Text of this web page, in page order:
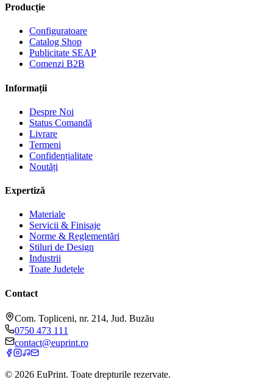
Producție
Configuratoare
Catalog Shop
Publicitate SEAP
Comenzi B2B
Informații
Despre Noi
Status Comandă
Livrare
Termeni
Confidențialitate
Noutăți
Expertiză
Materiale
Servicii & Finisaje
Norme & Reglementări
Stiluri de Design
Industrii
Toate Județele
Contact
Com. Topliceni, nr. 214, Jud. Buzău
0750 473 111
contact@euprint.ro
© 2026 EuPrint. Toate drepturile rezervate.